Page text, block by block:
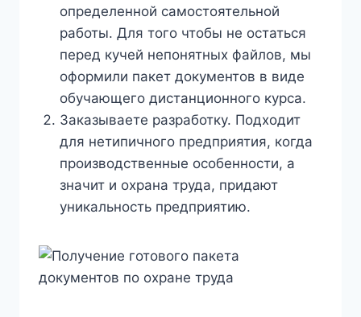
определенной самостоятельной
работы. Для того чтобы не остаться
перед кучей непонятных файлов, мы
оформили пакет документов в виде
обучающего дистанционного курса.
Заказываете разработку. Подходит
для нетипичного предприятия, когда
производственные особенности, а
значит и охрана труда, придают
уникальность предприятию.